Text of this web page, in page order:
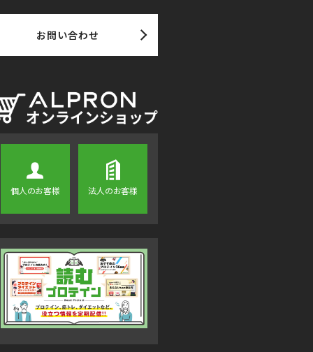
お問い合わせ
個人のお客様 法人のお客様